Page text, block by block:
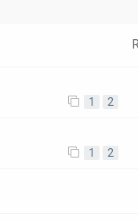
1 2
1 2